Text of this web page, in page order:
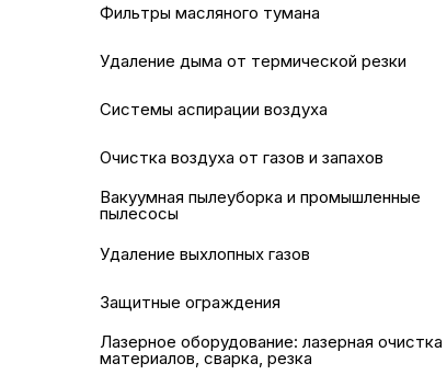
Фильтры масляного тумана
Удаление дыма от термической резки
Системы аспирации воздуха
Очистка воздуха от газов и запахов
Вакуумная пылеуборка и промышленные
пылесосы
Удаление выхлопных газов
Защитные ограждения
Лазерное оборудование: лазерная очистка
материалов, сварка, резка